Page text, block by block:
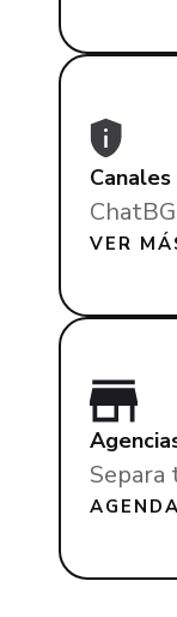
VER